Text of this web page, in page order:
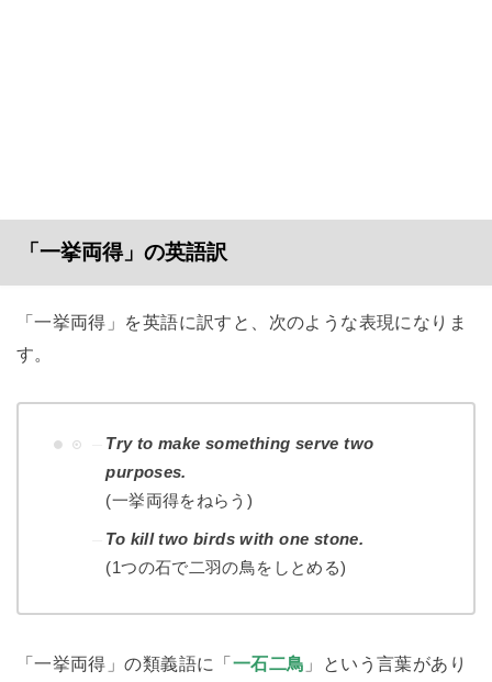
「一挙両得」の英語訳
「一挙両得」を英語に訳すと、次のような表現になりま
す。
Try to make something serve two
purposes.
(一挙両得をねらう)
To kill two birds with one stone.
(1つの石で二羽の鳥をしとめる)
「一挙両得」の類義語に「 一石二鳥 」という言葉があり